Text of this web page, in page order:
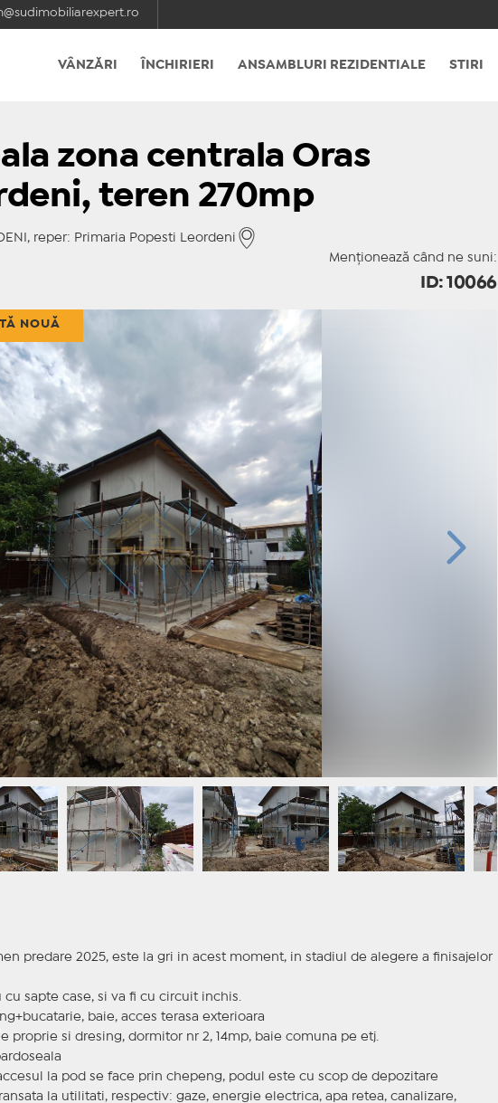
VÂNZĂRI ÎNCHIRIERI ANSAMBLURI REZIDENTIALE STIRI
zona centrala Oras
teren 270mp
reper: Primaria Popesti Leordeni
Menționează când ne suni:
ID: 10066
NOUĂ
predare 2025, este la gri in acest moment, in stadiul de alegere a finisajelor
sapte case, si va fi cu circuit inchis.
baie, acces terasa exterioara
proprie si dresing, dormitor nr 2, 14mp, baie comuna pe etj.
la pod se face prin chepeng, podul este cu scop de depozitare
la utilitati, respectiv: gaze, energie electrica, apa retea, canalizare,